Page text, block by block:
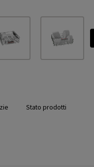
Stato prodotti